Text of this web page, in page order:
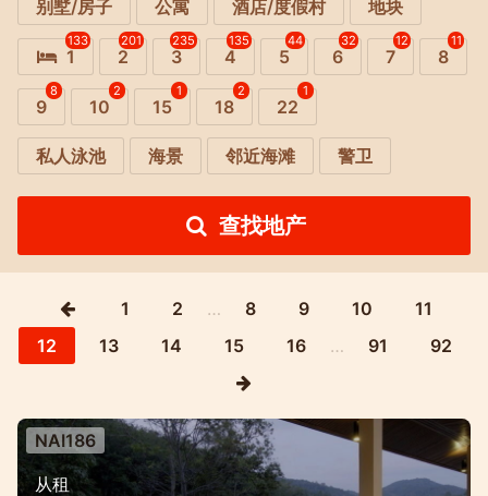
别墅/房子 公寓 酒店/度假村 地块
1
133
2
201
3
235
4
135
5
44
6
32
7
12
8
11
9
8
10
2
15
1
18
2
22
1
私人泳池 海景 邻近海滩 警卫
查找地产
1 2 … 8 9 10
11
12
13 14 15 16 … 91 92
NAI186
从租